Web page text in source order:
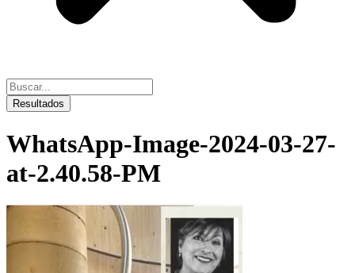
Search
...Resultados
WhatsApp-Image-2024-03-27-
at-2.40.58-PM